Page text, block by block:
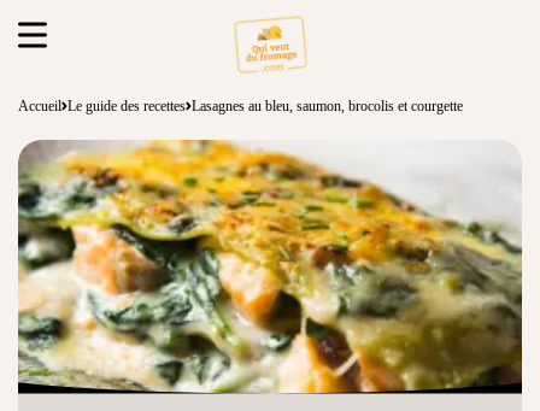
Accueil Le guide des recettes Lasagnes au bleu, saumon, brocolis et courgette